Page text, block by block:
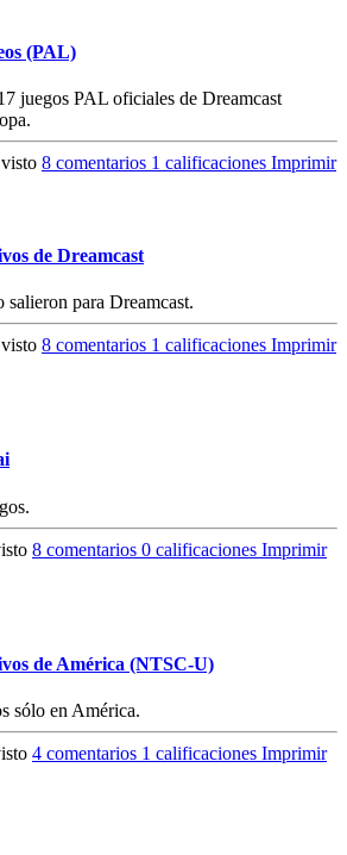
(PAL)
juegos PAL oficiales de Dreamcast
8 comentarios 1 calificaciones Imprimir
de Dreamcast
para Dreamcast.
8 comentarios 1 calificaciones Imprimir
8 comentarios 0 calificaciones Imprimir
de América (NTSC-U)
sólo en América.
4 comentarios 1 calificaciones Imprimir